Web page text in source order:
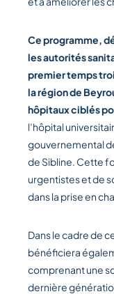
Ce programme,
les autorités
premier temps
la région de
hôpitaux ciblés
l’hôpital
gouvernemental
de Sibline. Cette
urgentistes et de
dans la prise en
Dans le cadre de
bénéficiera
comprenant une
dernière